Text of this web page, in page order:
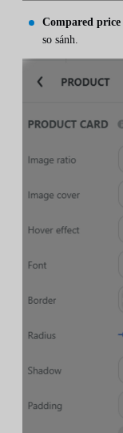
Compared price
so sánh.